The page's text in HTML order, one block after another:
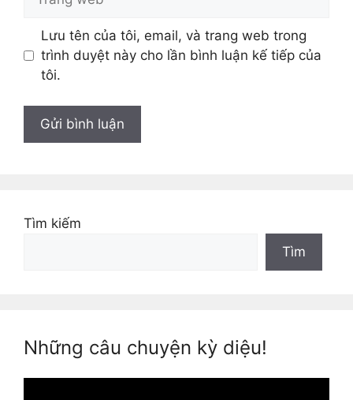
Lưu tên của tôi, email, và trang web trong
trình duyệt này cho lần bình luận kế tiếp của
tôi.
Tìm kiếm
Tìm
Những câu chuyện kỳ diệu!